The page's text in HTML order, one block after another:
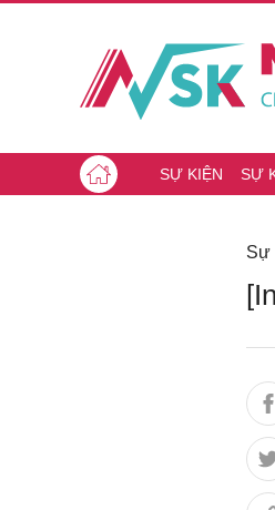
SỰ KIỆN SỰ
Sự